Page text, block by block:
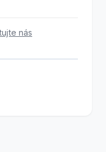
nás